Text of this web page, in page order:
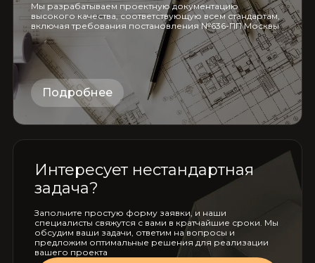
Мы разрабатываем проектную документацию
высокого качества, соответствующую всем стандартам,
включая требования постановления №636-ПП Москвы
Подробнее
Интересует нестандартная
задача?
Заполните простую форму заявки, и наши
специалисты свяжутся с вами в кратчайшие сроки. Мы
обсудим ваши задачи, ответим на вопросы и
предложим оптимальные решения для реализации
вашего проекта